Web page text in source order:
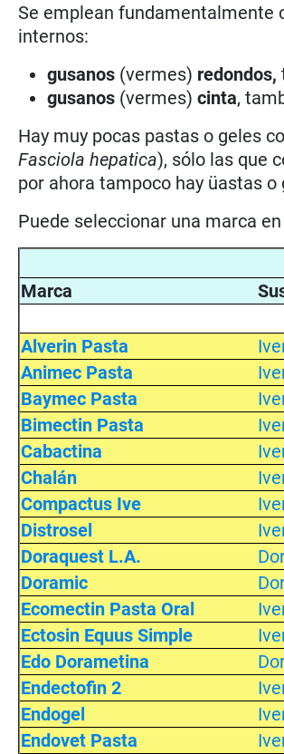
Se emplean
internos:
gusanos (vermes) redondos,
gusanos (vermes)cinta,
Hay muy pocas pastas o geles
Fasciola hepatica), sólo las que
por ahora tampoco hay üastas
Puede seleccionar una marca
Marca
Alverin Pasta
Animec Pasta
Baymec Pasta
Bimectin Pasta
Cabactina
Chalán
Compactus Ive
Distrosel
Doraquest L.A.
D
Doramic
D
Ecomectin Pasta Oral
Ectosin Equus Simple
Edo Dorametina
D
Endectofin 2
Endogel
Endovet Pasta